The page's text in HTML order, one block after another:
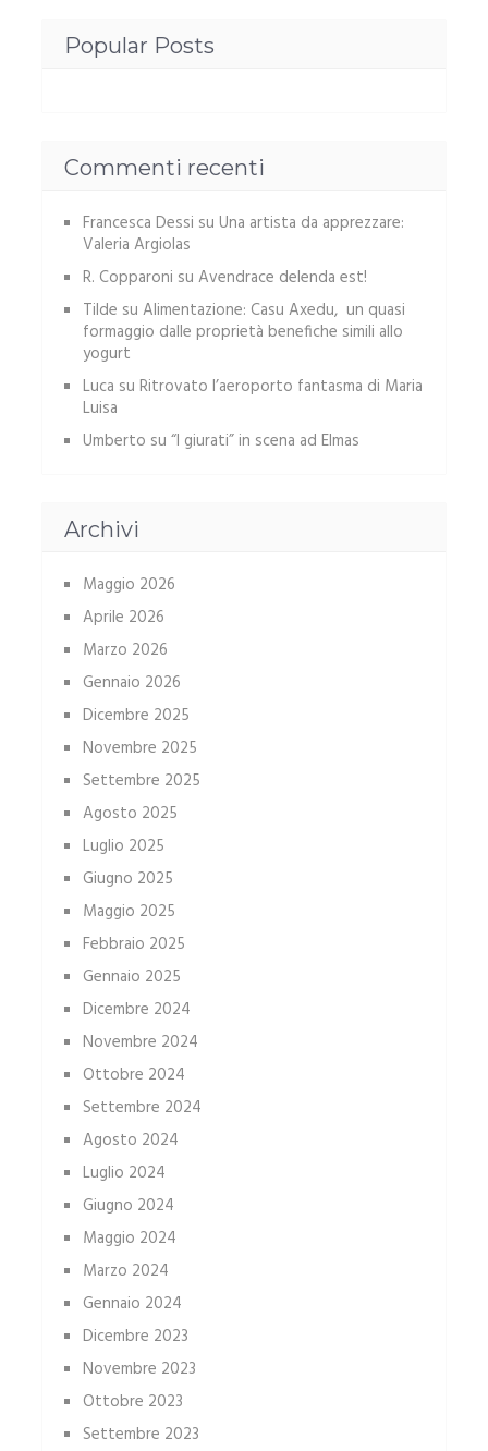
Popular Posts
Commenti recenti
Francesca Dessi su Una artista da apprezzare:
Valeria Argiolas
R. Copparoni su Avendrace delenda est!
Tilde su Alimentazione: Casu Axedu, un quasi
formaggio dalle proprietà benefiche simili allo
yogurt
Luca su Ritrovato l’aeroporto fantasma di Maria
Luisa
Umberto su “I giurati” in scena ad Elmas
Archivi
Maggio 2026
Aprile 2026
Marzo 2026
Gennaio 2026
Dicembre 2025
Novembre 2025
Settembre 2025
Agosto 2025
Luglio 2025
Giugno 2025
Maggio 2025
Febbraio 2025
Gennaio 2025
Dicembre 2024
Novembre 2024
Ottobre 2024
Settembre 2024
Agosto 2024
Luglio 2024
Giugno 2024
Maggio 2024
Marzo 2024
Gennaio 2024
Dicembre 2023
Novembre 2023
Ottobre 2023
Settembre 2023